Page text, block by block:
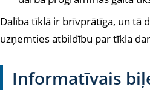
Dalība tīklā ir brīvprātīga, un tā
uzņemties atbildību par tīkla
Informatīvais